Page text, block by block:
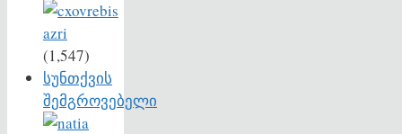
(1,547)
სუნთქვის
შემგროვებელი